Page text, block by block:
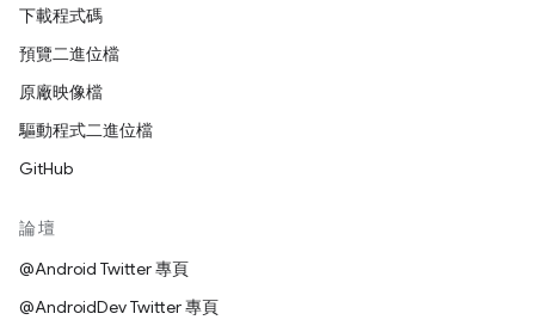
下載程式碼
預覽二進位檔
原廠映像檔
驅動程式二進位檔
GitHub
論壇
@Android Twitter 專頁
@AndroidDev Twitter 專頁